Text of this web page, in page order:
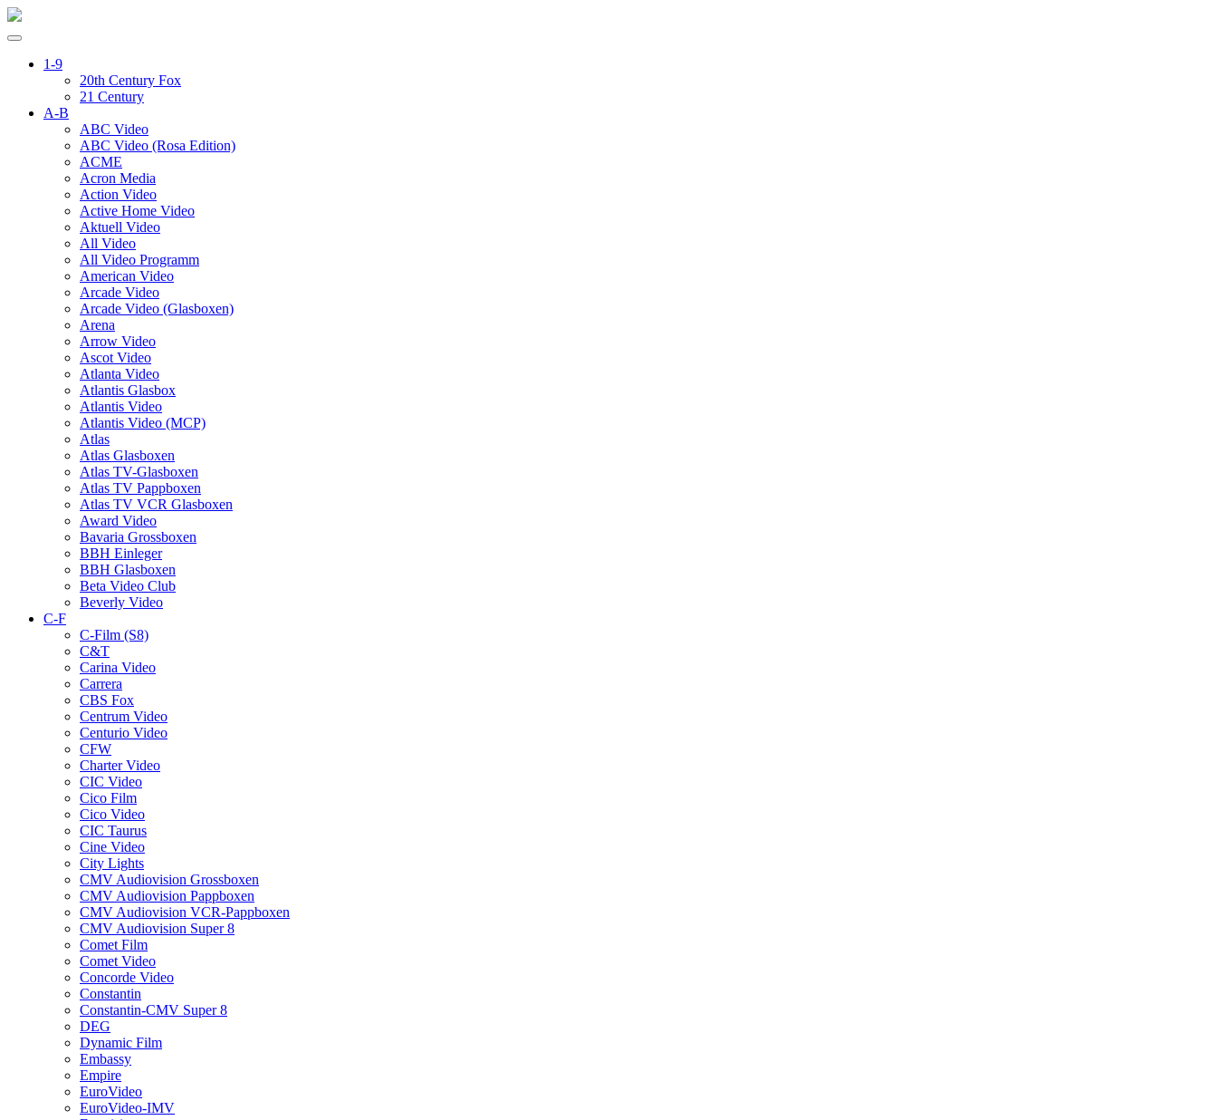
1-9
20th Century Fox
21 Century
A-B
ABC Video
ABC Video (Rosa Edition)
ACME
Acron Media
Action Video
Active Home Video
Aktuell Video
All Video
All Video Programm
American Video
Arcade Video
Arcade Video (Glasboxen)
Arena
Arrow Video
Ascot Video
Atlanta Video
Atlantis Glasbox
Atlantis Video
Atlantis Video (MCP)
Atlas
Atlas Glasboxen
Atlas TV-Glasboxen
Atlas TV Pappboxen
Atlas TV VCR Glasboxen
Award Video
Bavaria Grossboxen
BBH Einleger
BBH Glasboxen
Beta Video Club
Beverly Video
C-F
C-Film (S8)
C&T
Carina Video
Carrera
CBS Fox
Centrum Video
Centurio Video
CFW
Charter Video
CIC Video
Cico Film
Cico Video
CIC Taurus
Cine Video
City Lights
CMV Audiovision Grossboxen
CMV Audiovision Pappboxen
CMV Audiovision VCR-Pappboxen
CMV Audiovision Super 8
Comet Film
Comet Video
Concorde Video
Constantin
Constantin-CMV Super 8
DEG
Dynamic Film
Embassy
Empire
EuroVideo
EuroVideo-IMV